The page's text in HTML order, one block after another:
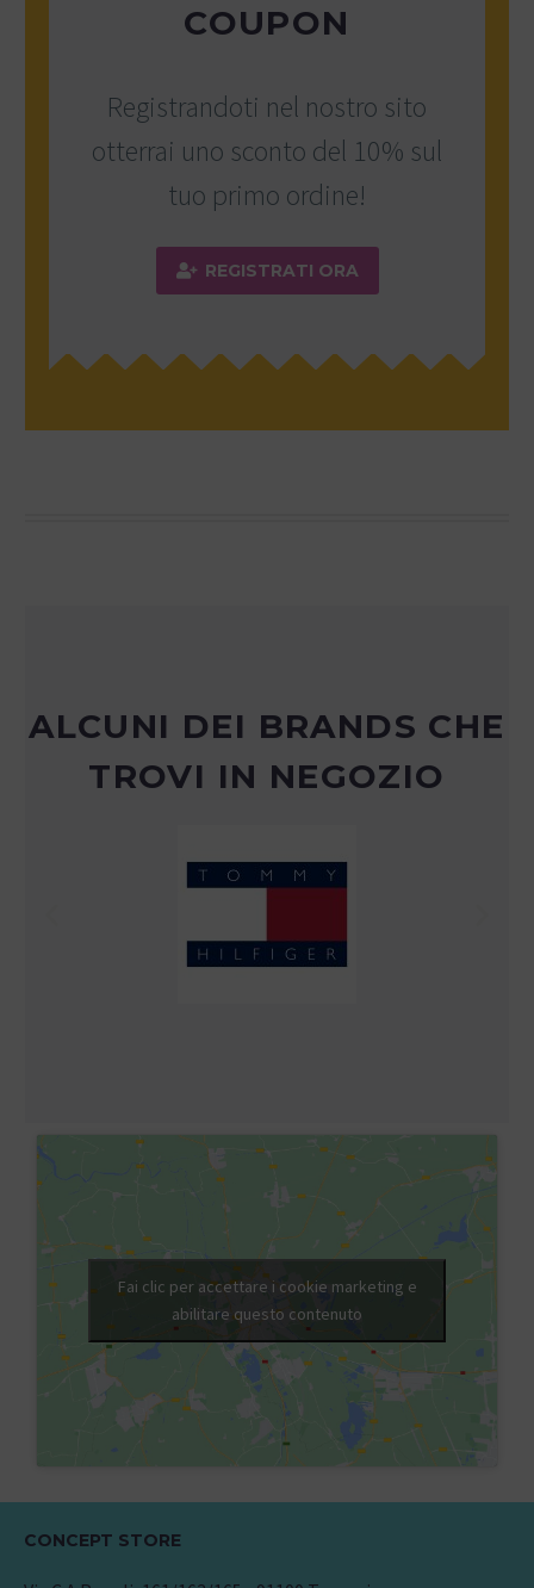
COUPON
Registrandoti nel nostro sito
otterrai uno sconto del 10% sul
tuo primo ordine!
REGISTRATI ORA
ALCUNI DEI BRANDS CHE
TROVI IN NEGOZIO
Fai clic per accettare i cookie marketing e
abilitare questo contenuto
CONCEPT STORE